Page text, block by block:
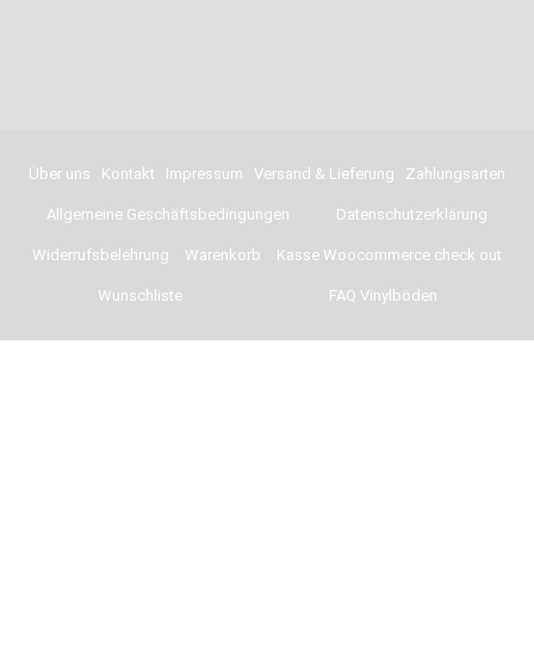
Über uns Kontakt Impressum Versand & Lieferung Zahlungsarten
Allgemeine Geschäftsbedingungen Datenschutzerklärung
Widerrufsbelehrung Warenkorb Kasse Woocommerce check out
Wunschliste FAQ Vinylböden